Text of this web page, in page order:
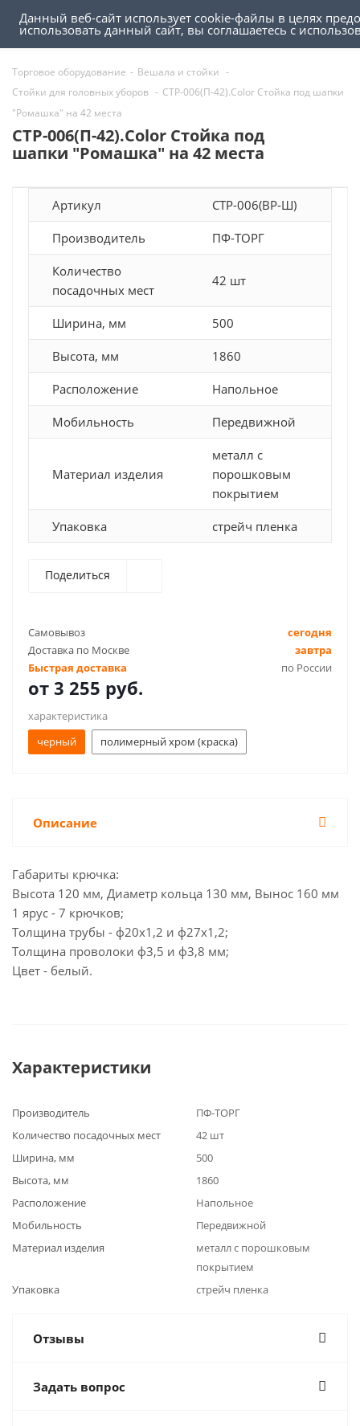
0
0
Торговое оборудование - Вешала и стойки -
Стойки для головных уборов - СТР-006(П-42).Color Стойка под шапки
"Ромашка" на 42 места
СТР-006(П-42).Color Стойка под
шапки "Ромашка" на 42 места
Артикул СТР-006(ВР-Ш)
Производитель ПФ-ТОРГ
Количество
посадочных мест
42 шт
Ширина, мм 500
Высота, мм 1860
Расположение Напольное
Мобильность Передвижной
Материал изделия
металл с
порошковым
покрытием
Упаковка стрейч пленка
Поделиться
Самовывоз
сегодня
Доставка по Москве
завтра
Быстрая доставка
по России
от 3 255 руб.
характеристика
черный
полимерный хром (краска)
Описание
Габариты крючка:
Высота 120 мм, Диаметр кольца 130 мм, Вынос 160 мм
1 ярус - 7 крючков;
Толщина трубы - ф20х1,2 и ф27х1,2;
Толщина проволоки ф3,5 и ф3,8 мм;
Цвет - белый.
Характеристики
Производитель
ПФ-ТОРГ
Количество посадочных мест
42 шт
Ширина, мм
500
Высота, мм
1860
Расположение
Напольное
Мобильность
Передвижной
Материал изделия
металл с порошковым
покрытием
Упаковка
стрейч пленка
Отзывы
Задать вопрос
Данный веб-сайт использует cookie-файлы в целях
использовать данный сайт, вы соглашаетесь с